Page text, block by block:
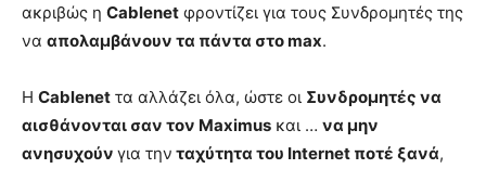
ακριβώς η Cablenet φροντίζει για τους Συνδρομητές της
να απολαμβάνουν τα πάντα στοmax.
Η Cablenet τα αλλάζει όλα, ώστε οι Συνδρομητές να
αισθάνονται σαν τον Maximus και … να μην
ανησυχούν για την ταχύτητα του Internet ποτέ ξανά,